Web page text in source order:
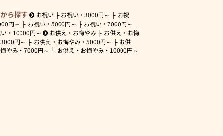
ら探す お祝い お祝い・3000円～
お祝
円～ お祝い・ 5000円～ お祝い・7000円～
・ 10000円～ お供え・お悔やみ
お供え・お悔
3000円～ お供え・お悔やみ・ 5000円～
お供
やみ・ 7000円～ お供え・お悔やみ・ 10000円～